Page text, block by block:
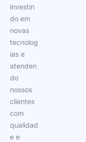
investin
do em
novas
tecnolog
ias e
atenden
do
nossos
clientes
com
qualidad
e e